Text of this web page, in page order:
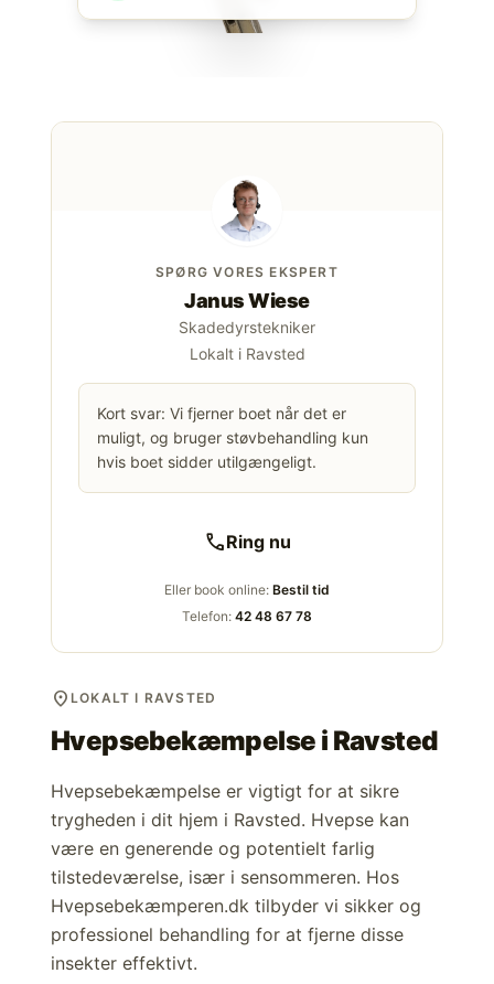
SPØRG VORES EKSPERT
Janus Wiese
Skadedyrstekniker
Lokalt i Ravsted
Kort svar: Vi fjerner boet når det er
muligt, og bruger støvbehandling kun
hvis boet sidder utilgængeligt.
callRing nu
Eller book online: Bestil tid
Telefon: 42 48 67 78
location_on LOKALT I RAVSTED
Hvepsebekæmpelse i Ravsted
Hvepsebekæmpelse er vigtigt for at sikre
trygheden i dit hjem i Ravsted. Hvepse kan
være en generende og potentielt farlig
tilstedeværelse, især i sensommeren. Hos
Hvepsebekæmperen.dk tilbyder vi sikker og
professionel behandling for at fjerne disse
insekter effektivt.